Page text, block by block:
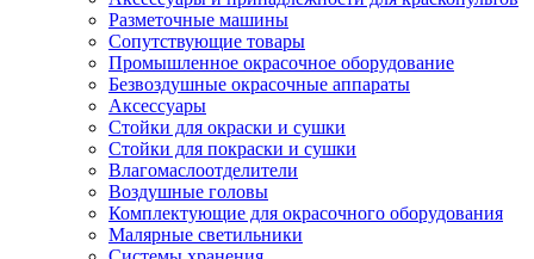
Разметочные машины
Сопутствующие товары
Промышленное окрасочное оборудование
Безвоздушные окрасочные аппараты
Аксессуары
Стойки для окраски и сушки
Стойки для покраски и сушки
Влагомаслоотделители
Воздушные головы
Комплектующие для окрасочного оборудования
Малярные светильники